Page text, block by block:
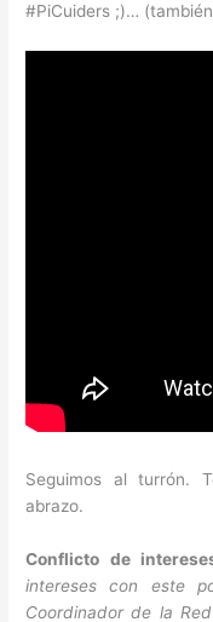
#PiCuiders ;)…
Seguimos al turrón.
abrazo.
Conflicto de
intereses con este
Coordinador de la